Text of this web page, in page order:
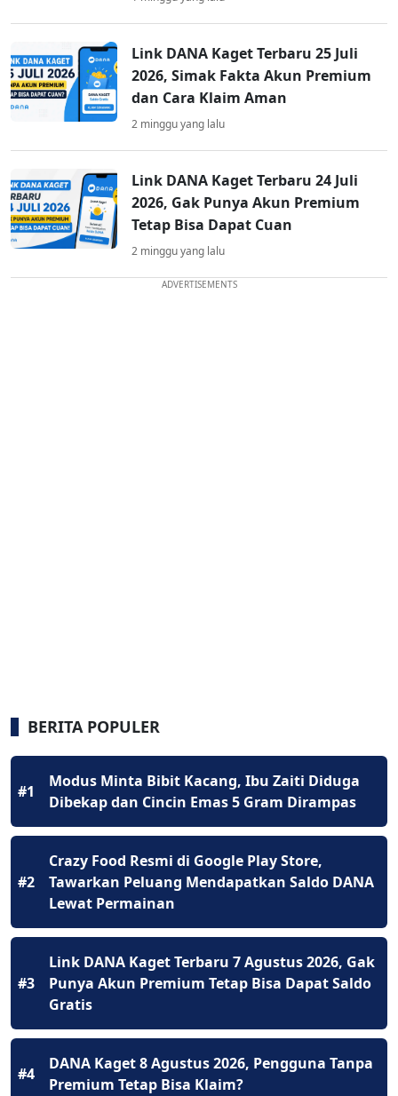
Link DANA Kaget Terbaru 25 Juli
2026, Simak Fakta Akun Premium
dan Cara Klaim Aman
2 minggu yang lalu
Link DANA Kaget Terbaru 24 Juli
2026, Gak Punya Akun Premium
Tetap Bisa Dapat Cuan
2 minggu yang lalu
ADVERTISEMENTS
BERITA POPULER
#1
Modus Minta Bibit Kacang, Ibu Zaiti Diduga
Dibekap dan Cincin Emas 5 Gram Dirampas
#2
Crazy Food Resmi di Google Play Store,
Tawarkan Peluang Mendapatkan Saldo DANA
Lewat Permainan
#3
Link DANA Kaget Terbaru 7 Agustus 2026, Gak
Punya Akun Premium Tetap Bisa Dapat Saldo
Gratis
#4
DANA Kaget 8 Agustus 2026, Pengguna Tanpa
Premium Tetap Bisa Klaim?